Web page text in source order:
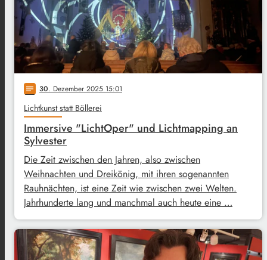
notes 30. Dezember 2025 15:01
Lichtkunst statt Böllerei
Immersive "LichtOper" und Lichtmapping an
Sylvester
Die Zeit zwischen den Jahren, also zwischen
Weihnachten und Dreikönig, mit ihren sogenannten
Rauhnächten, ist eine Zeit wie zwischen zwei Welten.
Jahrhunderte lang und manchmal auch heute eine …